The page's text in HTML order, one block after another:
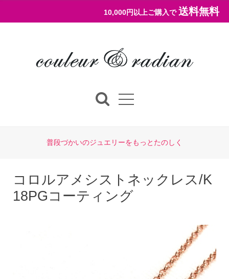
10,000円以上ご購入で 送料無料
普段づかいのジュエリーをもっとたのしく
コロルアメシストネックレス/K
18PGコーティング